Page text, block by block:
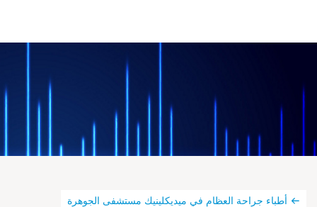
أطباء جراحة العظام في ميديكلينيك مستشفى الجوهرة